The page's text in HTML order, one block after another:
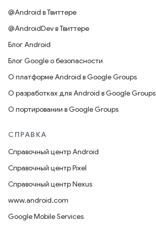
@Android в Твиттере
@AndroidDev в Твиттере
Блог Android
Блог Google о безопасности
О платформе Android в Google Groups
О разработках для Android в Google Groups
О портировании в Google Groups
СПРАВКА
Справочный центр Android
Справочный центр Pixel
Справочный центр Nexus
www.android.com
Google Mobile Services